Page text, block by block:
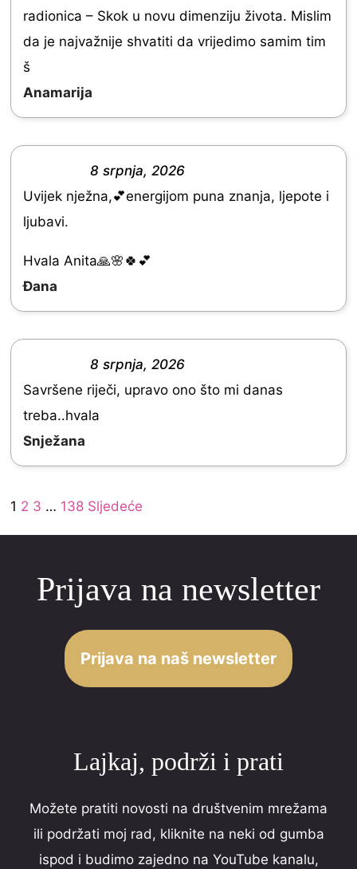
.
0
u
t
o
5
radionica – Skok u novu dimenziju života. Mislim
da je najvažnije shvatiti da vrijedimo samim tim
š
Anamarija
e
d
5
.
o
u
t
o
5
8 srpnja, 2026
Uvijek nježna,💕energijom puna znanja, ljepote i
ljubavi.
Hvala Anita🙏🌸🍀💕
Đana
5
u
8 srpnja, 2026
Savršene riječi, upravo ono što mi danas
treba..hvala
Snježana
Site
Reviews
Page
1 Page
2 Page
3 … Page
138 Sljedeće
Prijava na newsletter
Prijava na naš newsletter
Lajkaj, podrži i prati
Možete pratiti novosti na društvenim mrežama
ili podržati moj rad, kliknite na neki od gumba
ispod i budimo zajedno na YouTube kanalu,